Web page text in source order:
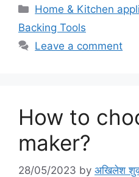
Categories
Home & Kitchen
Backing Tools
Leave a comment
How to
maker?
28/05/2023 by अखिलेश